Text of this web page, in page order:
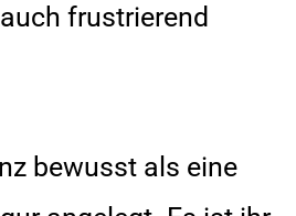
frustrierend
bewusst als eine